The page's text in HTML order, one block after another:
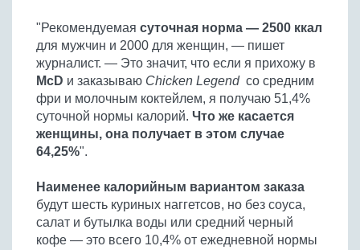
Макароны
Грибы
Бобовые
Яйца
Крупы
"Рекомендуемая суточная норма — 2500 ккал
для мужчин и 2000 для женщин, — пишет
журналист. — Это значит, что если я прихожу в
McD и заказываю Chicken Legendсо средним
фри и молочным коктейлем, я получаю 51,4%
суточной нормы калорий. Что же касается
женщины, она получает в этом случае
64,25%".
Наименее калорийным вариантом заказа
будут шесть куриных наггетсов, но без соуса,
салат и бутылка воды или средний черный
кофе — это всего 10,4% от ежедневной нормы